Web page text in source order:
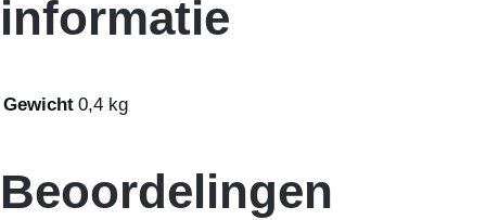
informatie
Gewicht 0,4 kg
Beoordelingen